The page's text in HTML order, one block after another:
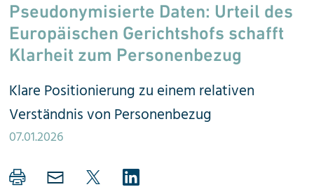
Pseudonymisierte Daten: Urteil des
Europäischen Gerichtshofs schafft
Klarheit zum Personenbezug
Klare Positionierung zu einem relativen
Verständnis von Personenbezug
07.01.2026